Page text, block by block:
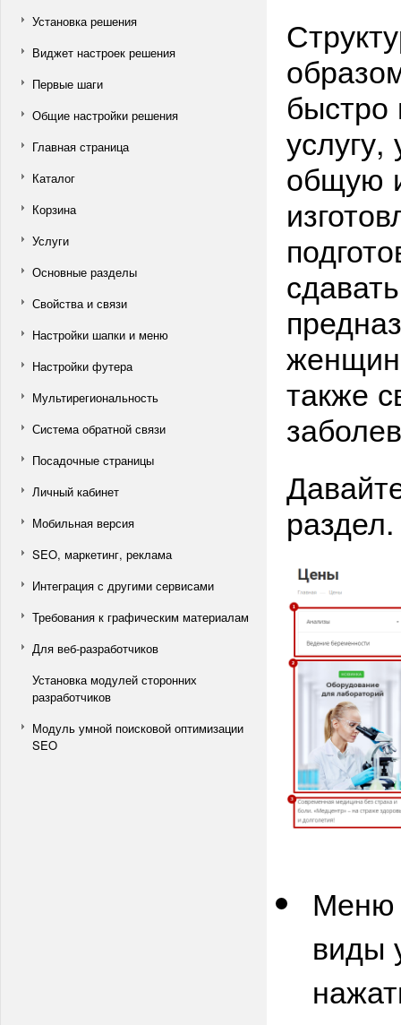
Установка решения
Виджет настроек решения
Первые шаги
Общие настройки решения
Главная страница
Каталог
Корзина
Услуги
Основные разделы
Свойства и связи
Настройки шапки и меню
Настройки футера
Мультирегиональность
Система обратной связи
Посадочные страницы
Личный кабинет
Мобильная версия
SEO, маркетинг, реклама
Интеграция с другими сервисами
Требования к графическим материалам
Для веб-разработчиков
Установка модулей сторонних
разработчиков
Модуль умной поисковой оптимизации
SEO
общую
также
раздел.
виды